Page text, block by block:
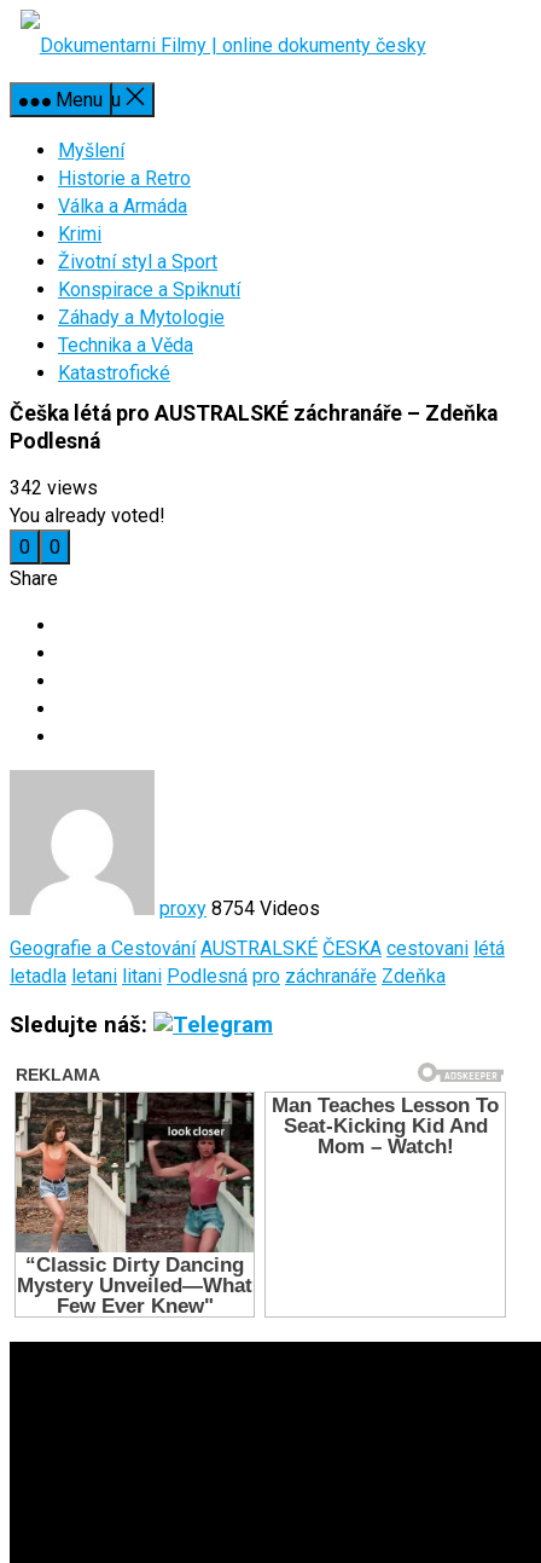
Skip
content
Menu
Close Menu
Myšlení
Historie a Retro
Válka a Armáda
Krimi
Životní styl a Sport
Konspirace a Spiknutí
Záhady a Mytologie
Technika a Věda
Katastrofické
Češka létá pro AUSTRALSKÉ záchranáře – Zdeňka
Podlesná
342 views
You already voted!
0
0
Share
proxy 8754 Videos
Geografie a Cestování AUSTRALSKÉ ČESKA cestovani létá
letadla letani litani Podlesná pro záchranáře Zdeňka
Sledujte náš: